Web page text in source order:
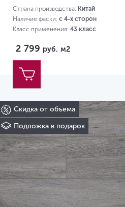
Страна производства: Китай
Наличие фаски: с 4-х сторон
Класс применения: 43 класс
2 799 руб. м2
Скидка от объема
Подложка в подарок